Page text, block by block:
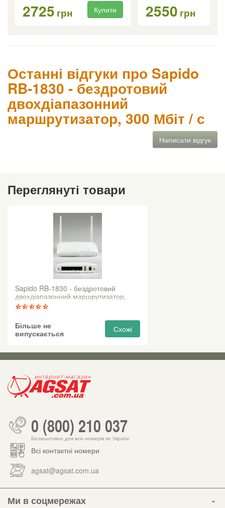
2725 грн Купити 2550 грн
Останні відгуки про Sapido
RB-1830 - бездротовий
двохдіапазонний
маршрутизатор, 300 Мбіт / с
Написати відгук
Переглянуті товари
Sapido RB-1830 - бездротовий
двохдіапазонний маршрутизатор,
300 Мбіт / с
Більше не
випускається
Схожі
0 (800) 210 037
Безкоштовно для всіх номерів по Україні
Всі контактні номери
agsat@agsat.com.ua
Ми в соцмережах